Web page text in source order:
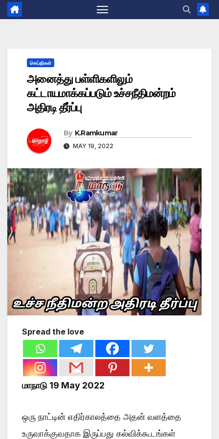
செய்திகள்
அனைத்து பள்ளிகளிலும்
கட்டாயமாக்கப்படும் உச்சநீதிமன்றம்
அதிரடி தீர்ப்பு
By K.Ramkumar
MAY 19, 2022
Spread the love
மாநாடு 19 May 2022
ஒரு நாட்டின் எதிர்காலத்தை அதன் வளத்தை
உருவாக்குவதாக இருப்பது கல்விக்கூடங்கள்